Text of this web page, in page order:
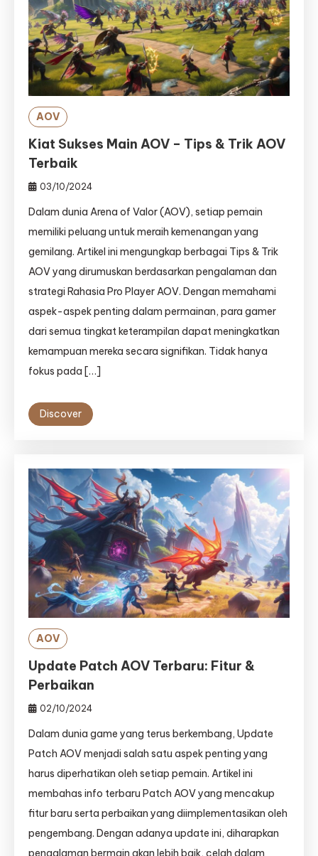
AOV
Kiat Sukses Main AOV – Tips & Trik AOV
Terbaik
03/10/2024
Dalam dunia Arena of Valor (AOV), setiap pemain
memiliki peluang untuk meraih kemenangan yang
gemilang. Artikel ini mengungkap berbagai Tips & Trik
AOV yang dirumuskan berdasarkan pengalaman dan
strategi Rahasia Pro Player AOV. Dengan memahami
aspek-aspek penting dalam permainan, para gamer
dari semua tingkat keterampilan dapat meningkatkan
kemampuan mereka secara signifikan. Tidak hanya
fokus pada […]
Discover
AOV
Update Patch AOV Terbaru: Fitur &
Perbaikan
02/10/2024
Dalam dunia game yang terus berkembang, Update
Patch AOV menjadi salah satu aspek penting yang
harus diperhatikan oleh setiap pemain. Artikel ini
membahas info terbaru Patch AOV yang mencakup
fitur baru serta perbaikan yang diimplementasikan oleh
pengembang. Dengan adanya update ini, diharapkan
pengalaman bermain akan lebih baik, celah dalam